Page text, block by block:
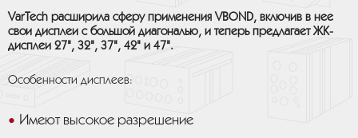
VarTech расширила сферу применения VBOND, включив в нее
свои дисплеи с большой диагональю, и теперь предлагает ЖК-
дисплеи 27", 32", 37", 42" и 47".
Особенности дисплеев:
Имеют высокое разрешение